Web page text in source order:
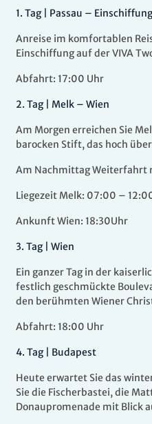
1. Tag | Passau – Einschiffung
Anreise im komfortablen
Einschiffung auf der VIVA
Abfahrt: 17:00 Uhr
2. Tag | Melk – Wien
Am Morgen erreichen Sie
barocken Stift, das hoch
Am Nachmittag Weiterfahrt
Liegezeit Melk: 07:00 –
Ankunft Wien: 18:30Uhr
3. Tag | Wien
Ein ganzer Tag in der
festlich geschmückte
den berühmten Wiener
Abfahrt: 18:00 Uhr
4. Tag | Budapest
Heute erwartet Sie das
Sie die Fischerbastei, die
Donaupromenade mit Blick